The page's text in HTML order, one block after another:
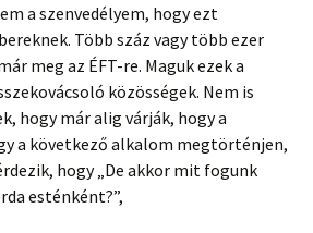
a szenvedélyem, hogy ezt
Több száz vagy több ezer
meg az ÉFT-re. Maguk ezek a
közösségek. Nem is
hogy már alig várják, hogy a
a következő alkalom megtörténjen,
hogy „De akkor mit fogunk
esténként?”,